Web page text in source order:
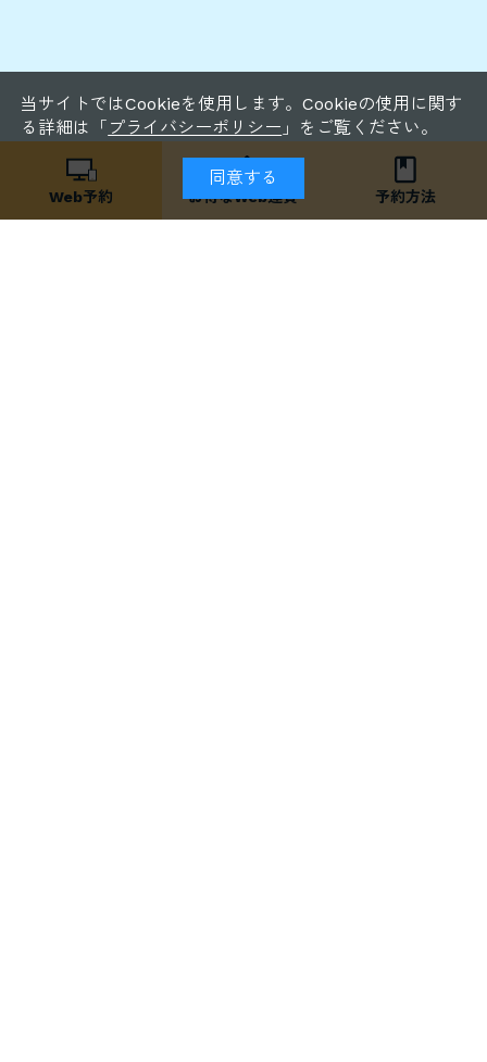
当サイトではCookieを使用します。Cookieの使用に関す
る詳細は「 プライバシーポリシー 」をご覧ください。
同意する
Web予約 お得なWeb運賃 予約方法